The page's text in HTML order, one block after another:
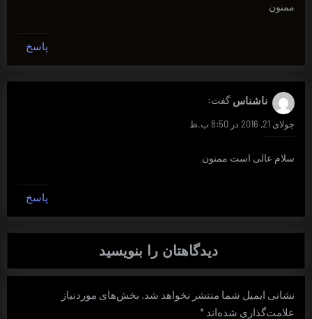
ممنون
پاسخ
ناشناس گفت:
جولای 21, 2016 در 8:50 ب.ظ
سلام عالی است ممنون
پاسخ
دیدگاهتان را بنویسید
نشانی ایمیل شما منتشر نخواهد شد. بخش‌های موردنیاز
علامت‌گذاری شده‌اند *